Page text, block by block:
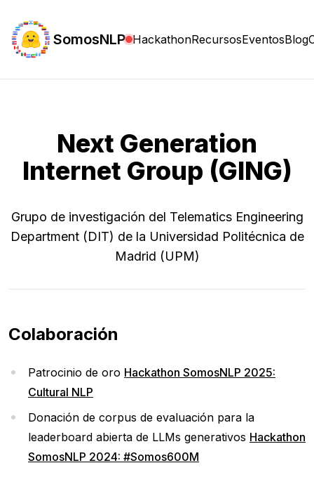
SomosNLP HackathonRecursosEventosBlog
Next Generation
Internet Group (GING)
Grupo de investigación del Telematics Engineering
Department (DIT) de la Universidad Politécnica de
Madrid (UPM)
Colaboración
Patrocinio de oro Hackathon SomosNLP 2025:
Cultural NLP
Donación de corpus de evaluación para la
leaderboard abierta de LLMs generativos Hackathon
SomosNLP 2024: #Somos600M